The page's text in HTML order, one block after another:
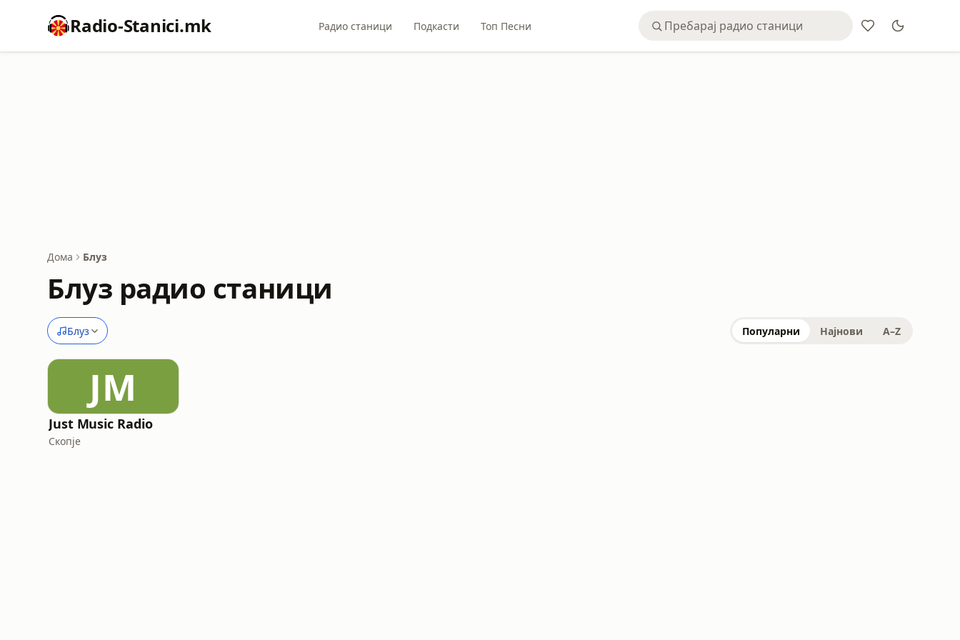
Radio-Stanici.mk Радио станици Подкасти Топ Песни
Дома Блуз
Блуз радио станици
Блуз Популарни Најнови A–Z
JM
Just Music Radio
Скопје